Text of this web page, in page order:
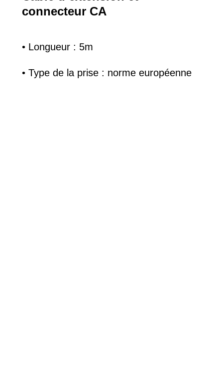
connecteur CA
• Longueur : 5m
• Type de la prise : norme européenne